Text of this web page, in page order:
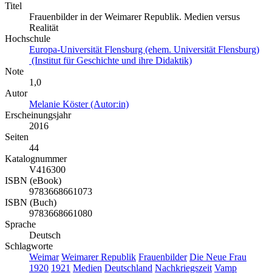
Titel
Frauenbilder in der Weimarer Republik. Medien versus
Realität
Hochschule
Europa-Universität Flensburg (ehem. Universität Flensburg)
(Institut für Geschichte und ihre Didaktik)
Note
1,0
Autor
Melanie Köster (Autor:in)
Erscheinungsjahr
2016
Seiten
44
Katalognummer
V416300
ISBN (eBook)
9783668661073
ISBN (Buch)
9783668661080
Sprache
Deutsch
Schlagworte
Weimar Weimarer Republik Frauenbilder Die Neue Frau
1920 1921 Medien Deutschland Nachkriegszeit Vamp